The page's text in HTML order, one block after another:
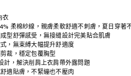
衣
柔棉紗線，親膚柔軟舒適不刺膚，夏日穿著
成型舒彈感受，無接縫設計完美貼合肌膚
式，無束縛大幅提升舒適度
剪裁，穩定包覆胸型
計，解決削肩上衣肩帶外露問題
舒適貼膚，不緊繃也不壓肉